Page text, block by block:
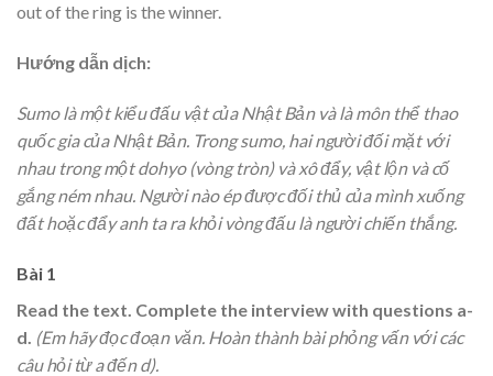
out of the ring is the winner.
Hướng dẫn dịch:
Sumo là một kiểu đấu vật của Nhật Bản và là môn thể thao
quốc gia của Nhật Bản. Trong sumo, hai người đối mặt với
nhau trong một dohyo (vòng tròn) và xô đẩy, vật lộn và cố
gắng ném nhau. Người nào ép được đối thủ của mình xuống
đất hoặc đẩy anh ta ra khỏi vòng đấu là người chiến thắng.
Bài 1
Read the text. Complete the interview with questions a-
d. (Em hãy đọc đoạn văn. Hoàn thành bài phỏng vấn với các
câu hỏi từ a đến d).